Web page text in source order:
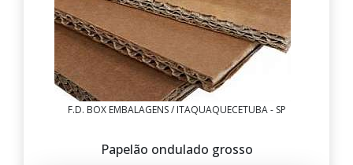
F.D. BOX EMBALAGENS / ITAQUAQUECETUBA - SP
Papelão ondulado grosso